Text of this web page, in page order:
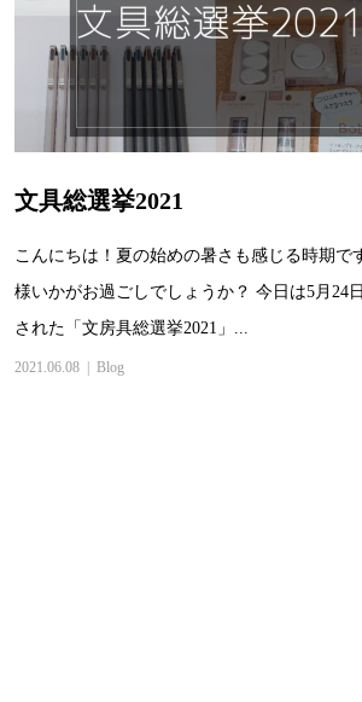
文具総選挙2021
こんにちは！夏の始めの暑さも感じる時期で
様いかがお過ごしでしょうか？ 今日は5月24
された「文房具総選挙2021」...
2021.06.08 Blog